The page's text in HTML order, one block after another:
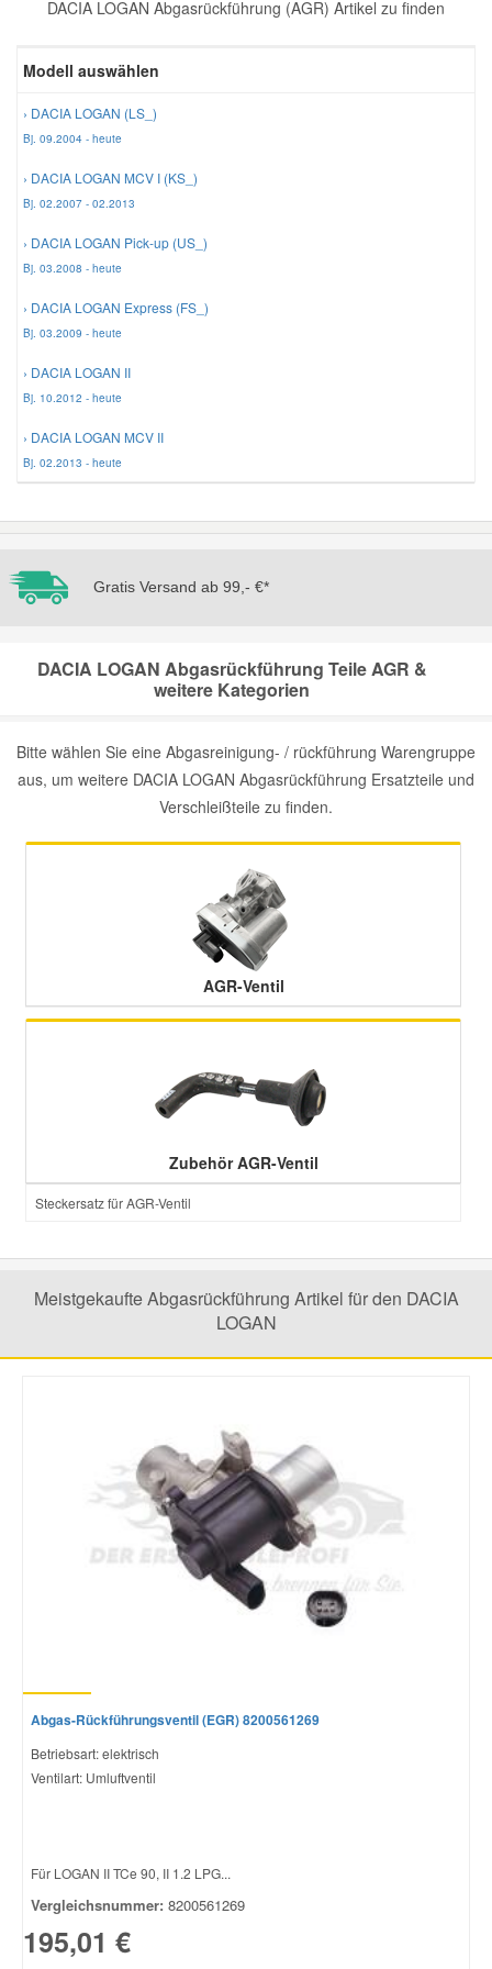
DACIA LOGAN Abgasrückführung (AGR) Artikel zu finden
Modell auswählen
› DACIA LOGAN (LS_)
Bj. 09.2004 - heute
› DACIA LOGAN MCV I (KS_)
Bj. 02.2007 - 02.2013
› DACIA LOGAN Pick-up (US_)
Bj. 03.2008 - heute
› DACIA LOGAN Express (FS_)
Bj. 03.2009 - heute
› DACIA LOGAN II
Bj. 10.2012 - heute
› DACIA LOGAN MCV II
Bj. 02.2013 - heute
Gratis Versand ab 99,- €*
DACIA LOGAN Abgasrückführung Teile AGR &
weitere Kategorien
Bitte wählen Sie eine Abgasreinigung- / rückführung Warengruppe
aus, um weitere DACIA LOGAN Abgasrückführung Ersatzteile und
Verschleißteile zu finden.
AGR-Ventil
Zubehör AGR-Ventil
Steckersatz für AGR-Ventil
Meistgekaufte Abgasrückführung Artikel für den DACIA
LOGAN
Abgas-Rückführungsventil (EGR) 8200561269
Betriebsart: elektrisch
Ventilart: Umluftventil
Für LOGAN II TCe 90, II 1.2 LPG...
Vergleichsnummer: 8200561269
195,01 €
Zündanlage und Glühanlage
Lancia Ersatzteile
Mazda Ersatzteile
Mercedes Ersatzteile
Mini Ersatzteile
Nissan Ersatzteile
Suzuki Ersatzteile
Toyota Ersatzteile
Volvo Ersatzteile